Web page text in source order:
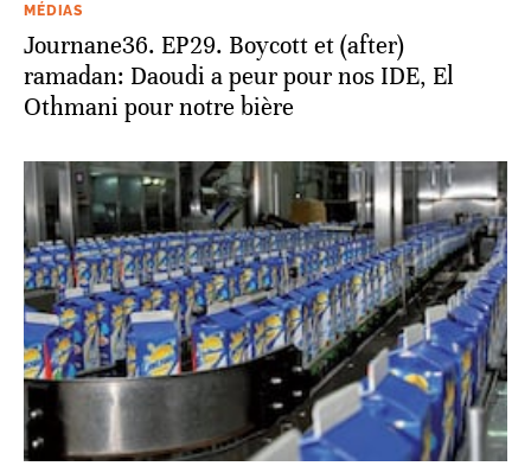
MÉDIAS
Journane36. EP29. Boycott et (after)
ramadan: Daoudi a peur pour nos IDE, El
Othmani pour notre bière